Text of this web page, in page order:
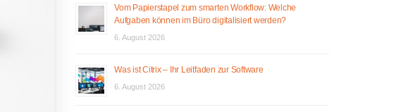
Vom Papierstapel zum smarten Workflow: Welche
Aufgaben können im Büro digitalisiert werden?
6. August 2026
Was ist Citrix – Ihr Leitfaden zur Software
6. August 2026